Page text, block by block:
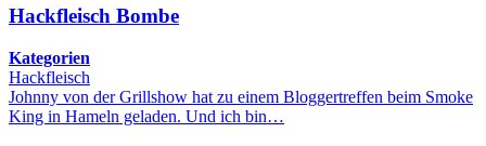
Hackfleisch Bombe
Kategorien
Hackfleisch
Johnny von der Grillshow hat zu einem Bloggertreffen beim Smoke
King in Hameln geladen. Und ich bin…